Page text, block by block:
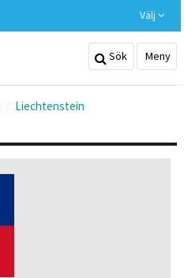
Välj
Sök Meny
Liechtenstein